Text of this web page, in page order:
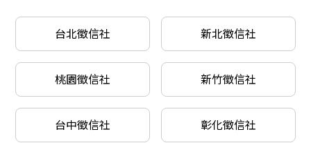
台北徵信社 新北徵信社
桃園徵信社 新竹徵信社
台中徵信社 彰化徵信社